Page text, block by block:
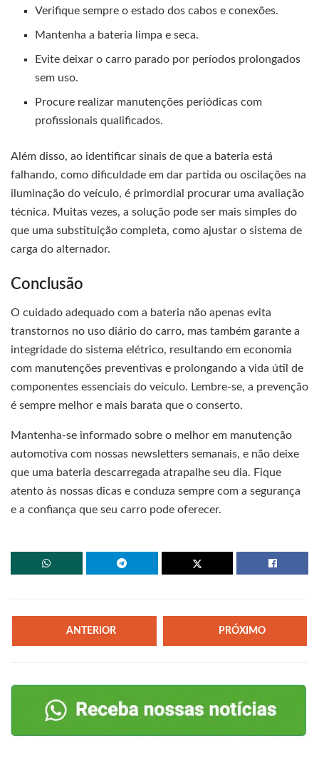
Verifique sempre o estado dos cabos e conexões.
Mantenha a bateria limpa e seca.
Evite deixar o carro parado por períodos prolongados
sem uso.
Procure realizar manutenções periódicas com
profissionais qualificados.
Além disso, ao identificar sinais de que a bateria está
falhando, como dificuldade em dar partida ou oscilações na
iluminação do veículo, é primordial procurar uma avaliação
técnica. Muitas vezes, a solução pode ser mais simples do
que uma substituição completa, como ajustar o sistema de
carga do alternador.
Conclusão
O cuidado adequado com a bateria não apenas evita
transtornos no uso diário do carro, mas também garante a
integridade do sistema elétrico, resultando em economia
com manutenções preventivas e prolongando a vida útil de
componentes essenciais do veículo. Lembre-se, a prevenção
é sempre melhor e mais barata que o conserto.
Mantenha-se informado sobre o melhor em manutenção
automotiva com nossas newsletters semanais, e não deixe
que uma bateria descarregada atrapalhe seu dia. Fique
atento às nossas dicas e conduza sempre com a segurança
e a confiança que seu carro pode oferecer.
ANTERIOR PRÓXIMO